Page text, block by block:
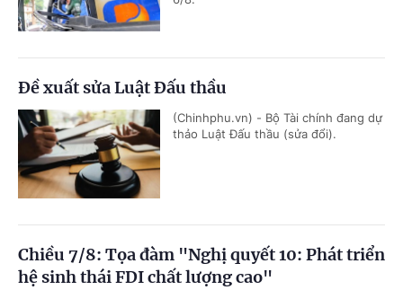
Đề xuất sửa Luật Đấu thầu
(Chinhphu.vn) - Bộ Tài chính đang dự
thảo Luật Đấu thầu (sửa đổi).
Chiều 7/8: Tọa đàm "Nghị quyết 10: Phát triển
hệ sinh thái FDI chất lượng cao"